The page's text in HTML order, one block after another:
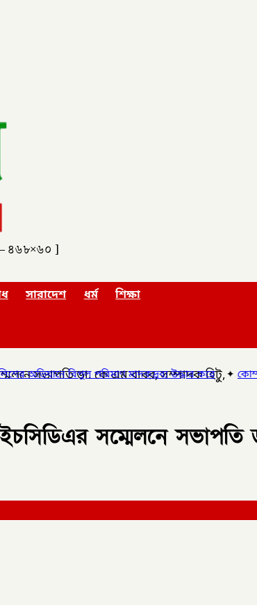
৪৬৮×৬০ ]
সারাদেশ ধর্ম শিক্ষা
মাদকদ্রব্য উদ্ধার করে✦কোম্পানীগঞ্জে জুলাই
সভাপতি ডা. কে এম বাবর, সম্পাদক হিটু,
সম্মেলনে